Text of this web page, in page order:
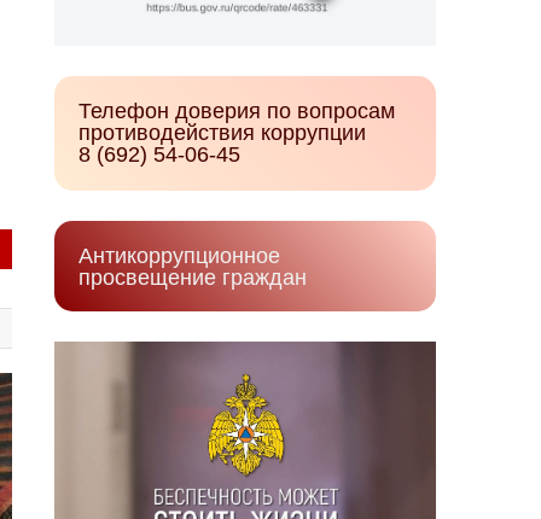
Телефон доверия по вопросам
противодействия коррупции
8 (692) 54-06-45
Антикоррупционное
просвещение граждан